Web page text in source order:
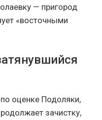
— пригород
«восточными
оценке Подоляки,
зачистку,